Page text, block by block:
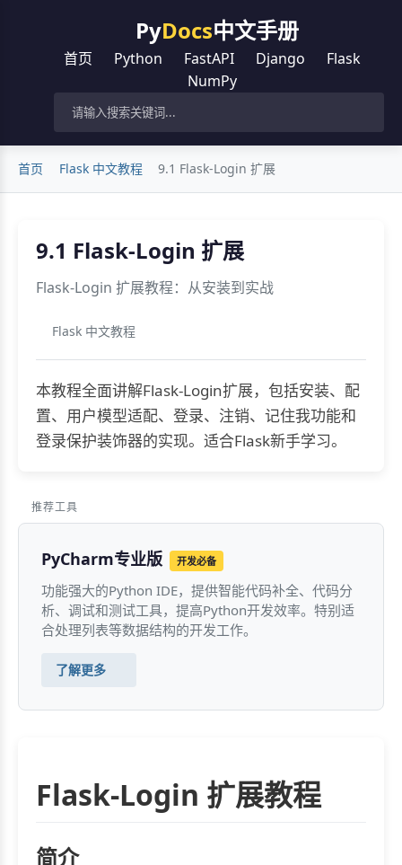
PyDocs中文手册
首页 Python FastAPI Django
Flask
NumPy
首页 Flask 中文教程 9.1 Flask-Login 扩展
9.1 Flask-Login 扩展
Flask-Login 扩展教程：从安装到实战
Flask 中文教程
本教程全面讲解Flask-Login扩展，包括安装、配
置、用户模型适配、登录、注销、记住我功能和
登录保护装饰器的实现。适合Flask新手学习。
推荐工具
PyCharm专业版 开发必备
功能强大的Python IDE，提供智能代码补全、代码分
析、调试和测试工具，提高Python开发效率。特别适
合处理列表等数据结构的开发工作。
了解更多
Flask-Login 扩展教程
简介